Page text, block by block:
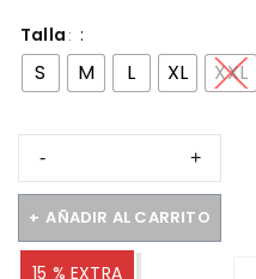
Talla
S M L XL XXL
AÑADIR AL CARRITO
15 % EXTRA